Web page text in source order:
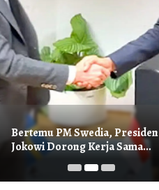
Bertemu PM Swedia, Presiden
Jokowi Dorong Kerja Sama
Pembangunan Hijau